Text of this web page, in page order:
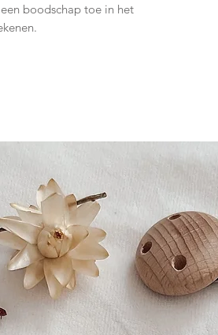
boodschap toe in het